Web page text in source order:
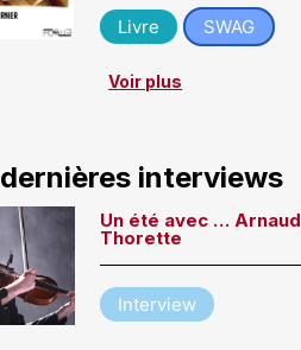
Livre
SWAG
Voir plus
interviews
Un été avec … Arnaud
Thorette
Interview